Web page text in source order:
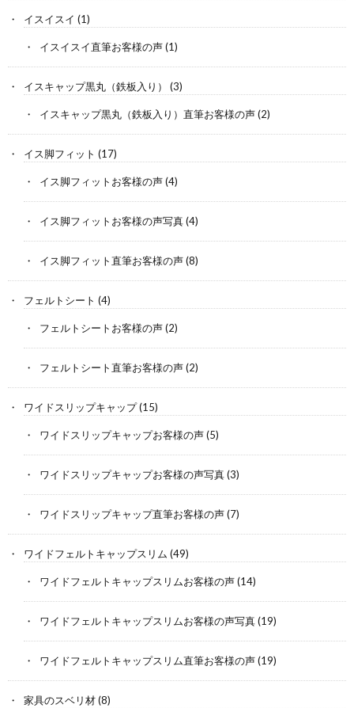
イスイスイ (1)
イスイスイ直筆お客様の声(1)
イスキャップ黒丸（鉄板入り） (3)
イスキャップ黒丸（鉄板入り）直筆お客様の声(2)
イス脚フィット (17)
イス脚フィットお客様の声(4)
イス脚フィットお客様の声写真(4)
イス脚フィット直筆お客様の声(8)
フェルトシート (4)
フェルトシートお客様の声(2)
フェルトシート直筆お客様の声(2)
ワイドスリップキャップ(15)
ワイドスリップキャップお客様の声(5)
ワイドスリップキャップお客様の声写真(3)
ワイドスリップキャップ直筆お客様の声(7)
ワイドフェルトキャップスリム (49)
ワイドフェルトキャップスリムお客様の声(14)
ワイドフェルトキャップスリムお客様の声写真(19)
ワイドフェルトキャップスリム直筆お客様の声(19)
家具のスベリ材(8)